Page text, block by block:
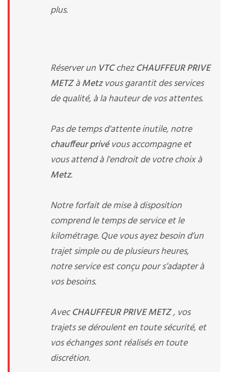
plus.
Réserver un VTCchezCHAUFFEUR PRIVE
METZàMetzvous garantit des services
de qualité, à la hauteur de vos attentes.
Pas de temps d'attente inutile, notre
chauffeur privévous accompagne et
vous attend à l'endroit de votre choix à
Metz.
Notre forfait de mise à disposition
comprend le temps de service et le
kilométrage. Que vous ayez besoin d’un
trajet simple ou de plusieurs heures,
notre service est conçu pour s’adapter à
vos besoins.
AvecCHAUFFEUR PRIVE METZ, vos
trajets se déroulent en toute sécurité, et
vos échanges sont réalisés en toute
discrétion.